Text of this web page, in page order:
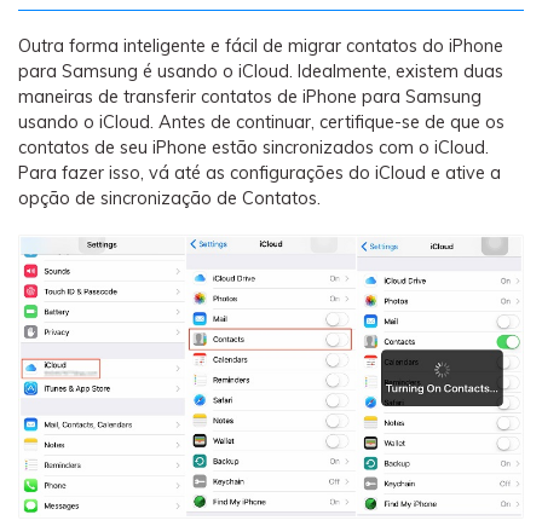
Outra forma inteligente e fácil de migrar contatos do iPhone
para Samsung é usando o iCloud. Idealmente, existem duas
maneiras de transferir contatos de iPhone para Samsung
usando o iCloud. Antes de continuar, certifique-se de que os
contatos de seu iPhone estão sincronizados com o iCloud.
Para fazer isso, vá até as configurações do iCloud e ative a
opção de sincronização de Contatos.